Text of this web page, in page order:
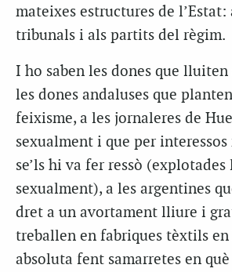
mateixes estructures de
tribunals i als partits del règim.
I ho saben les dones que lluiten
les dones andaluses que
feixisme, a les jornaleres de
sexualment i que per
se’ls hi va fer ressò
sexualment), a les argentines
dret a un avortament lliure i
treballen en fabriques tèxtils
absoluta fent samarretes en